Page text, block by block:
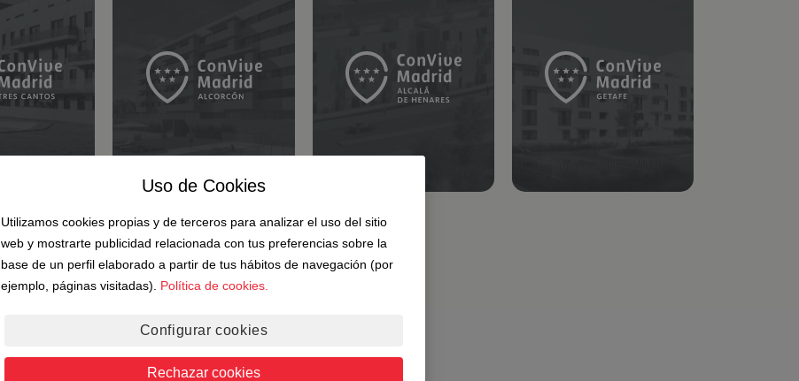
¿Cuándo puedo inscribirme?
Uso de Cookies
Utilizamos cookies propias y de terceros para analizar el uso del sitio
web y mostrarte publicidad relacionada con tus preferencias sobre la
base de un perfil elaborado a partir de tus hábitos de navegación (por
ejemplo, páginas visitadas). Política de cookies.
Configurar cookies
Rechazar cookies